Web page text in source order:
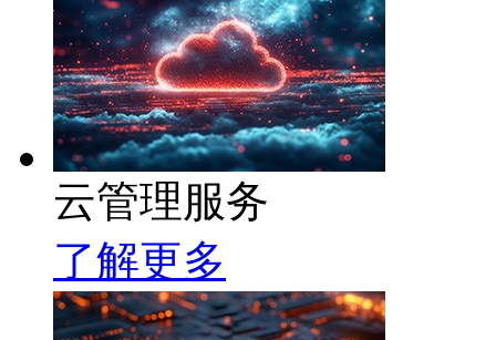
云管理服务
了解更多